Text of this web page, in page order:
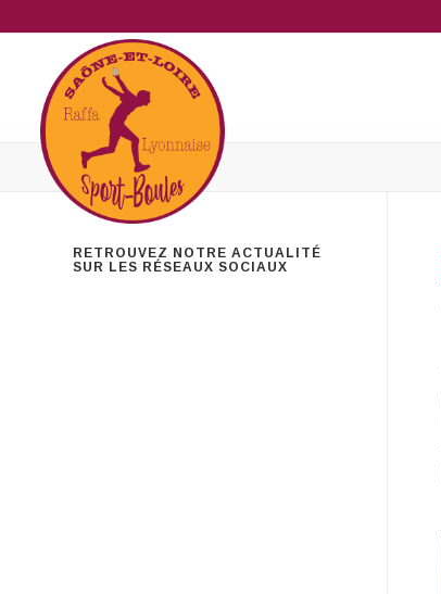
RETROUVEZ NOTRE ACTUALITÉ
SUR LES RÉSEAUX SOCIAUX